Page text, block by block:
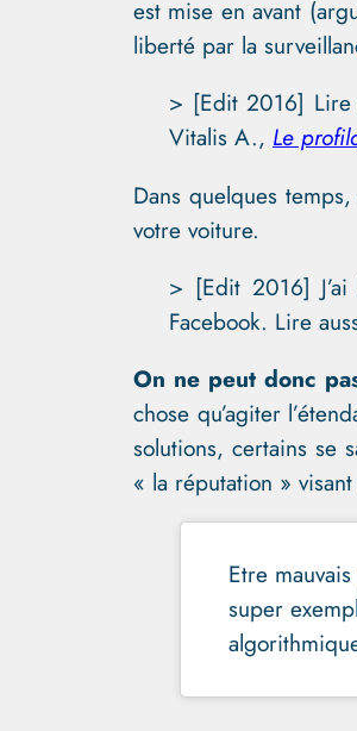
est mise en avant
liberté par la
> [Edit 2016]
Vitalis A., Le
Dans quelques
votre voiture.
> [Edit 2016]
Facebook. Lire
On ne peut donc
chose qu’agiter
solutions, certains se
« la réputation »
Etre
super